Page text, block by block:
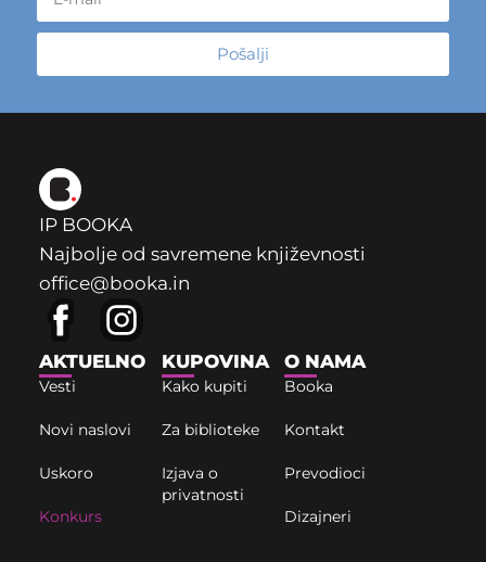
Pošalji
IP BOOKA
Najbolje od savremene književnosti
office@booka.in
AKTUELNO
Vesti
Novi naslovi
Uskoro
Konkurs
KUPOVINA
Kako kupiti
Za biblioteke
Izjava o
privatnosti
O NAMA
Booka
Kontakt
Prevodioci
Dizajneri